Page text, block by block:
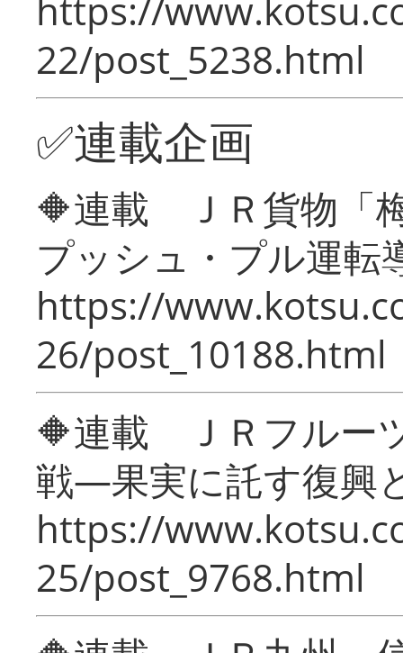
https://
22/post_5238.html
✅連載企画
🔶連載 ＪＲ貨物「
プッシュ・プル運転
https://
26/post_10188.html
🔶連載 ＪＲフルー
戦―果実に託す復興
https://
25/post_9768.html